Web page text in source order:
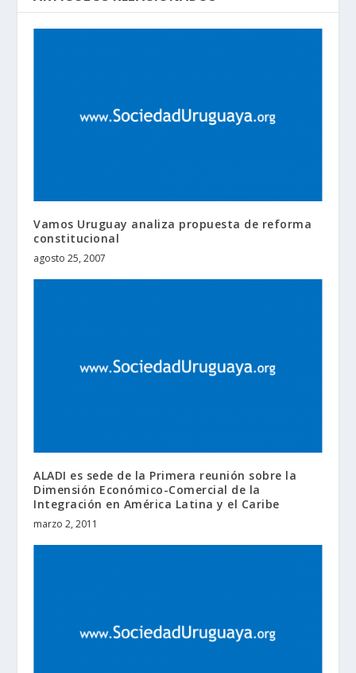
Vamos Uruguay analiza propuesta de reforma
constitucional
agosto 25, 2007
ALADI es sede de la Primera reunión sobre la
Dimensión Económico-Comercial de la
Integración en América Latina y el Caribe
marzo 2, 2011